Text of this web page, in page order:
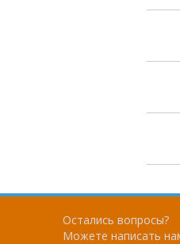
Остались вопросы?
Можете написать